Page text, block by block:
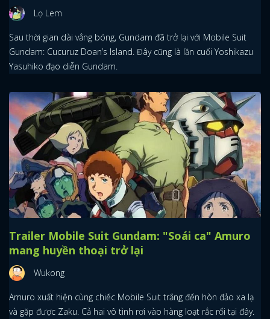
x
ĐĂNG NHẬP
FACEBOOK GOOGLE
Lọ Lem
Sau thời gian dài vắng bóng, Gundam đã trở lại với Mobile Suit
Gundam: Cucuruz Doan’s Island. Đây cũng là lần cuối Yoshikazu
Yasuhiko đạo diễn Gundam.
Trailer Mobile Suit Gundam: "Soái ca" Amuro
mang huyền thoại trở lại
Wukong
Amuro xuất hiện cùng chiếc Mobile Suit trắng đến hòn đảo xa lạ
và gặp được Zaku. Cả hai vô tình rơi vào hàng loạt rắc rối tại đây.